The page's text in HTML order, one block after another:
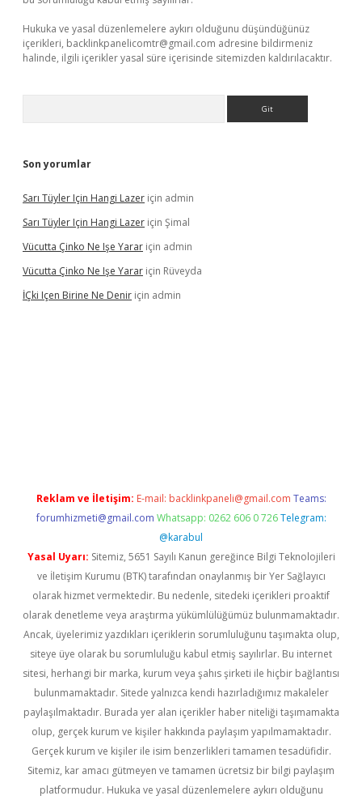
Hukuka ve yasal düzenlemelere aykırı olduğunu düşündüğünüz
içerikleri, backlinkpanelicomtr@gmail.com adresine bildirmeniz
halinde, ilgili içerikler yasal süre içerisinde sitemizden kaldırılacaktır.
Son yorumlar
Sarı Tüyler Için Hangi Lazer için admin
Sarı Tüyler Için Hangi Lazer için Şimal
Vücutta Çinko Ne Işe Yarar için admin
Vücutta Çinko Ne Işe Yarar için Rüveyda
İÇki Içen Birine Ne Denir için admin
Reklam ve İletişim: E-mail: backlinkpaneli@gmail.com Teams:
forumhizmeti@gmail.com Whatsapp: 0262 606 0 726 Telegram:
@karabul
Yasal Uyarı: Sitemiz, 5651 Sayılı Kanun gereğince Bilgi Teknolojileri
ve İletişim Kurumu (BTK) tarafından onaylanmış bir Yer Sağlayıcı
olarak hizmet vermektedir. Bu nedenle, sitedeki içerikleri proaktif
olarak denetleme veya araştırma yükümlülüğümüz bulunmamaktadır.
Ancak, üyelerimiz yazdıkları içeriklerin sorumluluğunu taşımakta olup,
siteye üye olarak bu sorumluluğu kabul etmiş sayılırlar. Bu internet
sitesi, herhangi bir marka, kurum veya şahıs şirketi ile hiçbir bağlantısı
bulunmamaktadır. Sitede yalnızca kendi hazırladığımız makaleler
paylaşılmaktadır. Burada yer alan içerikler haber niteliği taşımamakta
olup, gerçek kurum ve kişiler hakkında paylaşım yapılmamaktadır.
Gerçek kurum ve kişiler ile isim benzerlikleri tamamen tesadüfidir.
Sitemiz, kar amacı gütmeyen ve tamamen ücretsiz bir bilgi paylaşım
platformudur. Hukuka ve yasal düzenlemelere aykırı olduğunu